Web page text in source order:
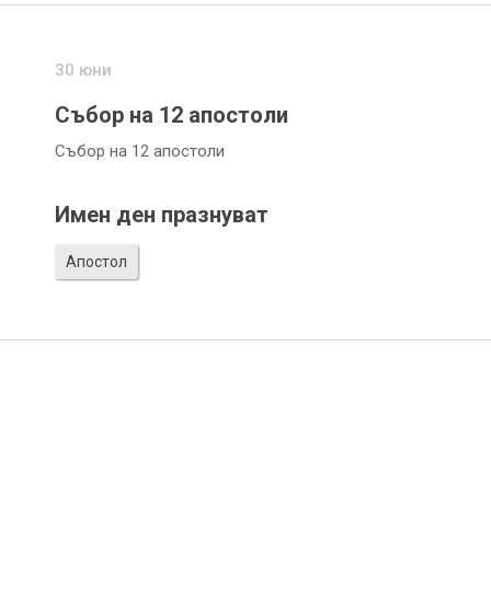
30 юни
Събор на 12 апостоли
Събор на 12 апостоли
Имен ден празнуват
Апостол